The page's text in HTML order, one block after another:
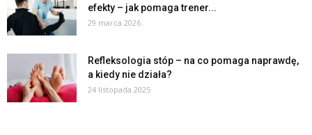
efekty – jak pomaga trener...
29 marca 2026
Refleksologia stóp – na co pomaga naprawdę,
a kiedy nie działa?
24 listopada 2025